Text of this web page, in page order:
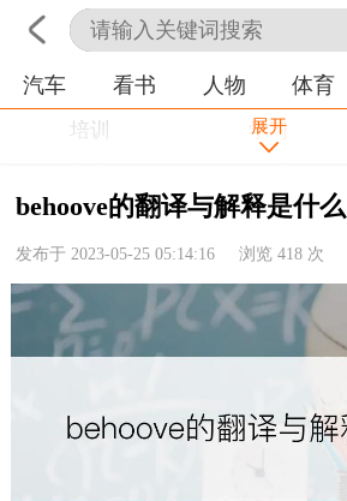
首页 科技 生活
汽车 看书 人物 体育
培训 学习
农业
命理
健康
历史
展开
behoove的翻译与解释是什么
发布于 2023-05-25 05:14:16 浏览418 次